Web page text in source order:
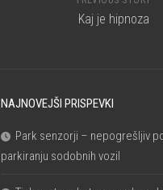
Kaj je hipnoza
NAJNOVEJŠI PRISPEVKI
Park senzorji – nepogrešljiv
parkiranju sodobnih vozil